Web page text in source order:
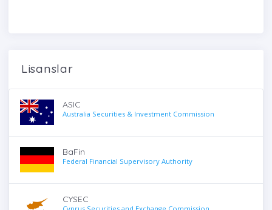
Lisanslar
ASIC
Australia Securities & Investment Commission
BaFin
Federal Financial Supervisory Authority
CYSEC